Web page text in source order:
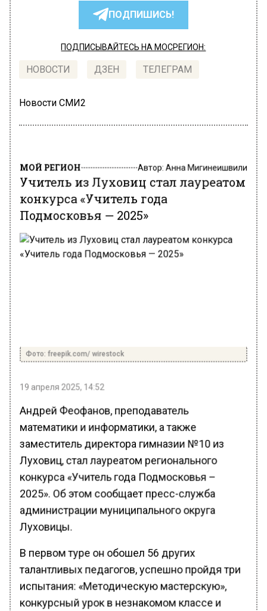
ПОДПИШИСЬ!
ПОДПИСЫВАЙТЕСЬ НА МОСРЕГИОН:
НОВОСТИ ДЗЕН ТЕЛЕГРАМ
Новости СМИ2
МОЙ РЕГИОН Автор: Анна Мигинеишвили
Учитель из Луховиц стал лауреатом
конкурса «Учитель года
Подмосковья — 2025»
Фото: freepik.com/ wirestock
19 апреля 2025, 14:52
Андрей Феофанов, преподаватель
математики и информатики, а также
заместитель директора гимназии №10 из
Луховиц, стал лауреатом регионального
конкурса «Учитель года Подмосковья –
2025». Об этом сообщает пресс-служба
администрации муниципального округа
Луховицы.
В первом туре он обошел 56 других
талантливых педагогов, успешно пройдя три
испытания: «Методическую мастерскую»,
конкурсный урок в незнакомом классе и